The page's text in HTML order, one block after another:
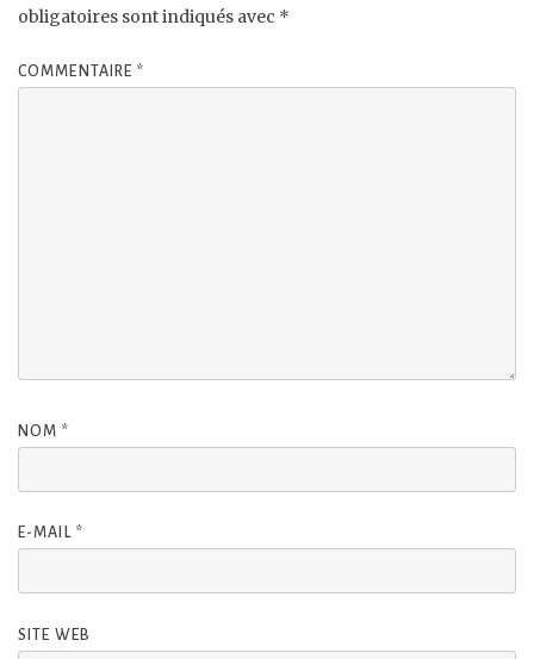
obligatoires sont indiqués avec *
COMMENTAIRE *
NOM *
E-MAIL *
SITE WEB